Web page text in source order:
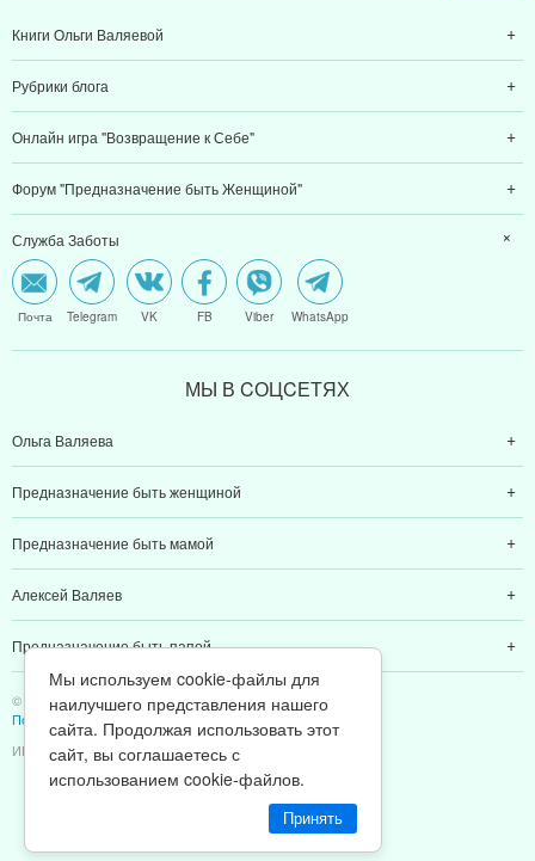
Книги Ольги Валяевой
Рубрики блога
Онлайн игра "Возвращение к Себе"
Форум "Предназначение быть Женщиной"
Служба Заботы
Почта Telegram VK FB Viber WhatsApp
МЫ В CОЦCЕТЯХ
Ольга Валяева
Предназначение быть женщиной
Предназначение быть мамой
Алексей Валяев
Предназначение быть папой
© 2011-2026 Предназначение быть Женщиной
Политика конфиденциальности
ИП Валяев А. В. | ИНН 380111808709
Мы используем cookie-файлы для
наилучшего представления нашего
сайта. Продолжая использовать этот
сайт, вы соглашаетесь с
использованием cookie-файлов.
Принять